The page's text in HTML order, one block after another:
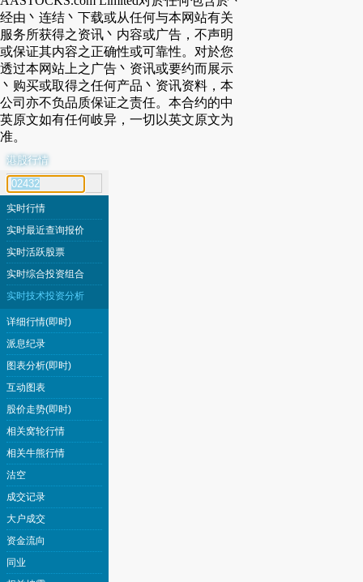
经由丶连结丶下载或从任何与本网站有关
服务所获得之资讯丶内容或广告，不声明
或保证其内容之正确性或可靠性。对於您
透过本网站上之广告丶资讯或要约而展示
丶购买或取得之任何产品丶资讯资料，本
公司亦不负品质保证之责任。本合约的中
英原文如有任何岐异，一切以英文原文为
准。
港股行情
代号搜寻
实时行情
实时最近查询报价
实时活跃股票
实时综合投资组合
实时技术投资分析
详细行情(即时)
派息纪录
图表分析(即时)
互动图表
股价走势(即时)
相关窝轮行情
相关牛熊行情
沽空
成交记录
大户成交
资金流向
同业